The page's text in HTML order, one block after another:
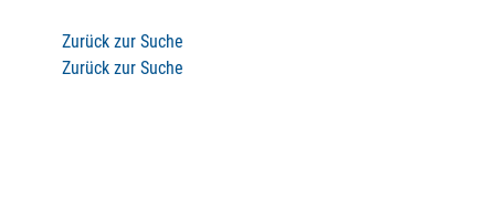
Zurück zur Suche
Zurück zur Suche